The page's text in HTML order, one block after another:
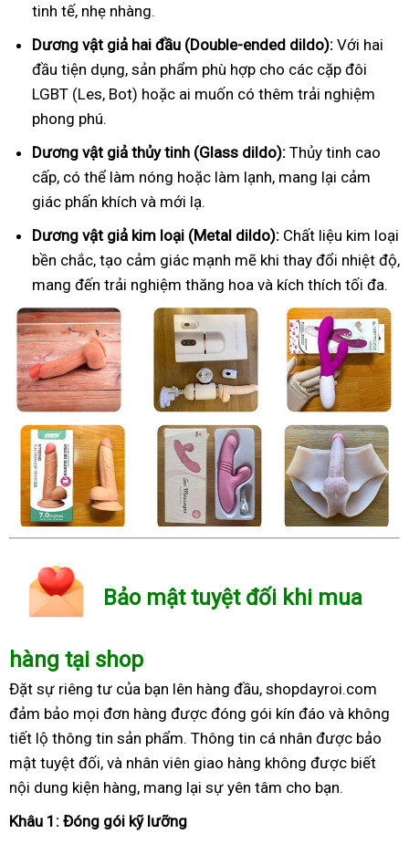
tinh tế, nhẹ nhàng.
Dương vật giả hai đầu (Double-ended dildo): Với hai
đầu tiện dụng, sản phẩm phù hợp cho các cặp đôi
LGBT (Les, Bot) hoặc ai muốn có thêm trải nghiệm
phong phú.
Dương vật giả thủy tinh (Glass dildo): Thủy tinh cao
cấp, có thể làm nóng hoặc làm lạnh, mang lại cảm
giác phấn khích và mới lạ.
Dương vật giả kim loại (Metal dildo): Chất liệu kim loại
bền chắc, tạo cảm giác mạnh mẽ khi thay đổi nhiệt độ,
mang đến trải nghiệm thăng hoa và kích thích tối đa.
Bảo mật tuyệt đối khi mua
hàng tại shop
Đặt sự riêng tư của bạn lên hàng đầu, shopdayroi.com
đảm bảo mọi đơn hàng được đóng gói kín đáo và không
tiết lộ thông tin sản phẩm. Thông tin cá nhân được bảo
mật tuyệt đối, và nhân viên giao hàng không được biết
nội dung kiện hàng, mang lại sự yên tâm cho bạn.
Khâu 1: Đóng gói kỹ lưỡng